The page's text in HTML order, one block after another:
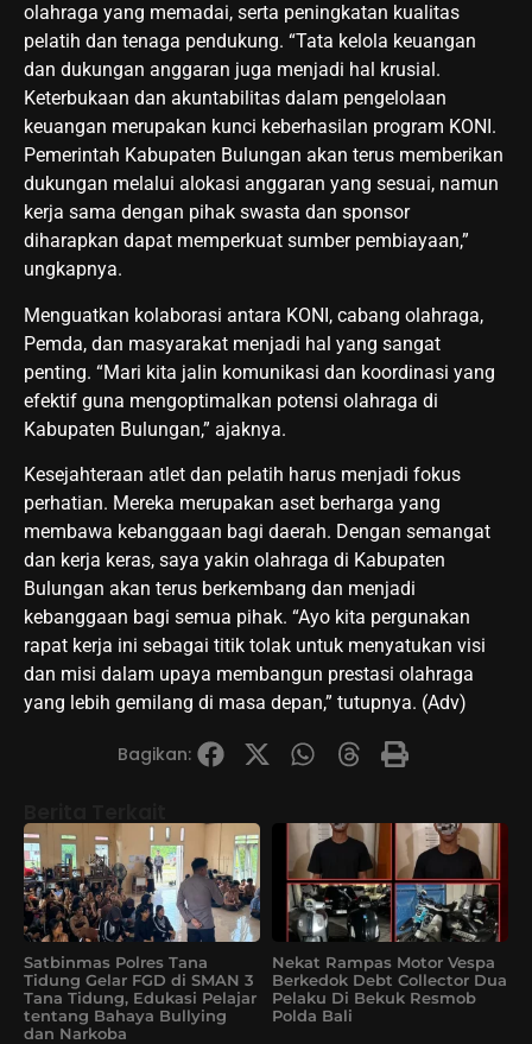
olahraga yang memadai, serta peningkatan kualitas
pelatih dan tenaga pendukung. “Tata kelola keuangan
dan dukungan anggaran juga menjadi hal krusial.
Keterbukaan dan akuntabilitas dalam pengelolaan
keuangan merupakan kunci keberhasilan program KONI.
Pemerintah Kabupaten Bulungan akan terus memberikan
dukungan melalui alokasi anggaran yang sesuai, namun
kerja sama dengan pihak swasta dan sponsor
diharapkan dapat memperkuat sumber pembiayaan,”
ungkapnya.
Menguatkan kolaborasi antara KONI, cabang olahraga,
Pemda, dan masyarakat menjadi hal yang sangat
penting. “Mari kita jalin komunikasi dan koordinasi yang
efektif guna mengoptimalkan potensi olahraga di
Kabupaten Bulungan,” ajaknya.
Kesejahteraan atlet dan pelatih harus menjadi fokus
perhatian. Mereka merupakan aset berharga yang
membawa kebanggaan bagi daerah. Dengan semangat
dan kerja keras, saya yakin olahraga di Kabupaten
Bulungan akan terus berkembang dan menjadi
kebanggaan bagi semua pihak. “Ayo kita pergunakan
rapat kerja ini sebagai titik tolak untuk menyatukan visi
dan misi dalam upaya membangun prestasi olahraga
yang lebih gemilang di masa depan,” tutupnya. (Adv)
Bagikan:
Satbinmas Polres Tana
Tidung Gelar FGD di SMAN 3
Tana Tidung, Edukasi Pelajar
tentang Bahaya Bullying
dan Narkoba
Nekat Rampas Motor Vespa
Berkedok Debt Collector Dua
Pelaku Di Bekuk Resmob
Polda Bali